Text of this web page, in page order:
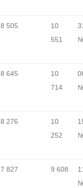
8 505
10
551
8 645
10
714
8 276
10
252
7 827 9 608